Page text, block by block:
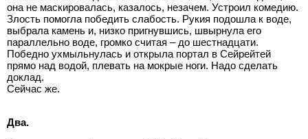
она не маскировалась, казалось, незачем. Устроил комедию.
Злость помогла победить слабость. Рукия подошла к воде,
выбрала камень и, низко пригнувшись, швырнула его
параллельно воде, громко считая – до шестнадцати.
Победно ухмыльнулась и открыла портал в Сейрейтей
прямо над водой, плевать на мокрые ноги. Надо сделать
доклад.
Сейчас же.
Два.